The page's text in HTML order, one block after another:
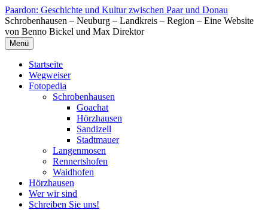
Zum
Inhalt
springen
Paardon: Geschichte und Kultur zwischen Paar und Donau
Schrobenhausen – Neuburg – Landkreis – Region – Eine Website
von Benno Bickel und Max Direktor
Menü
Startseite
Wegweiser
Fotopedia
Schrobenhausen
Goachat
Hörzhausen
Sandizell
Stadtmauer
Langenmosen
Rennertshofen
Waidhofen
Hörzhausen
Wer wir sind
Schreiben Sie uns!